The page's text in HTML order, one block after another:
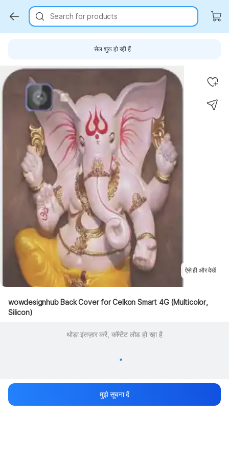
Search for products
सेल शुरू हो रही हैं
Key Highlights
ऐसे ही और देखें
wowdesignhub Back Cover for Celkon Smart 4G (Multicolor,
Silicon)
थोड़ा इंतज़ार करें, कॉन्टेंट लोड हो रहा है
मुझे सूचना दें